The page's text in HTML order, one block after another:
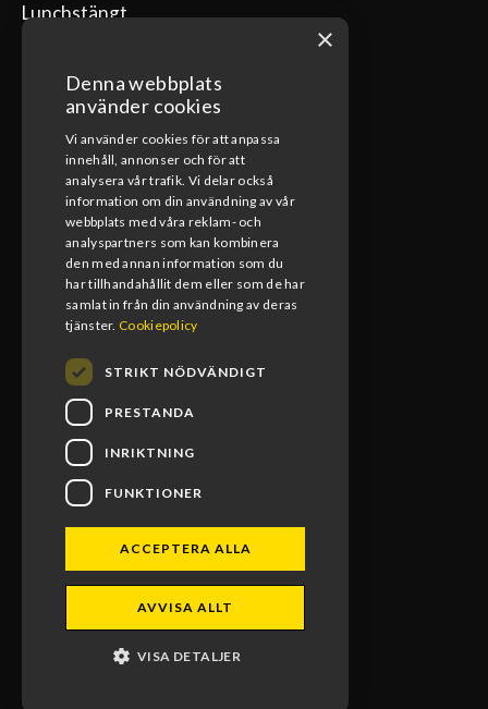
Lunchstängt
ÖPPETTIDER VERKSTAD
Måndag-Fredag
08:00-17:00
Lunchstängt
12:00-13:00
POWERED BY EMPORI CMS
×
Denna webbplats
använder cookies
Vi använder cookies för att anpassa
innehåll, annonser och för att
analysera vår trafik. Vi delar också
information om din användning av vår
webbplats med våra reklam- och
analyspartners som kan kombinera
den med annan information som du
har tillhandahållit dem eller som de har
samlat in från din användning av deras
tjänster. Cookiepolicy
STRIKT NÖDVÄNDIGT
PRESTANDA
INRIKTNING
FUNKTIONER
ACCEPTERA ALLA
AVVISA ALLT
VISA DETALJER